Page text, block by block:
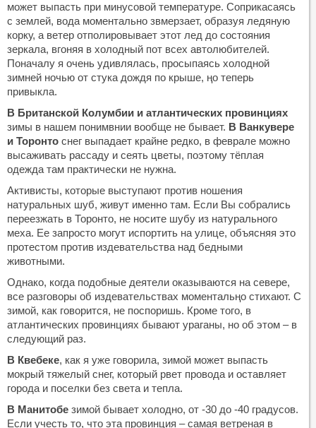
может выпасть при минусовой температуре. Соприкасаясь
с землей, вода моментально звмерзает, образуя ледяную
корку, а ветер отполировывает этот лед до состояния
зеркала, вгоняя в холодный пот всех автолюбителей.
Поначалу я очень удивлялась, просыпаясь холодной
зимней ночью от стука дождя по крыше, ңо теперь
привыкла.
В Британской Колумбии и атлантических провинциях
зимы в нашем понимвнии вообще не бывает. В Ванкувере
и Торонто снег выпадает крайне редко, в феврале можно
высаживать рассаду и сеять цветы, поэтому тёплая
одежда там практически не нужна.
Активисты, которые выступают против ношения
натуральных шуб, живут именно там. Если Вы собрались
переезжать в Торонто, не носите шубу из натурального
меха. Ее запросто могут испортить на улице, объясняя это
протестом против издевательства над бедными
животными.
Однако, когда подобные деятели оказываются на севере,
все разговоры об издевательствах моментальңо стихают. С
зимой, как говорится, не поспоришь. Кроме того, в
атлантических провинциях бывают ураганы, но об этом – в
следующий раз.
В Квебеке, как я уже говорила, зимой может выпасть
мокрый тяжелый снег, который рвет провода и оставляет
города и поселки без света и тепла.
В Манитобе зимой бывает холодно, от -30 до -40 градусов.
Если учесть то, что эта провинция – самая ветреная в